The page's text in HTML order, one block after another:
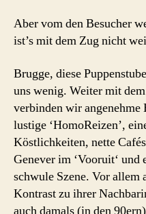
Aber vom den Besucher
ist’s mit dem Zug nicht
Brugge, diese
uns wenig. Weiter mit
verbinden wir angenehme
lustige ‘HomoReizen’,
Köstlichkeiten, nette
Genever im ‘Vooruit‘
schwule Szene. Vor allem
Kontrast zu ihrer
auch damals (in den